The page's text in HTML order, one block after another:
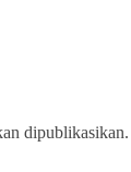
dipublikasikan.